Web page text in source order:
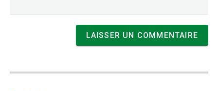
Navigation